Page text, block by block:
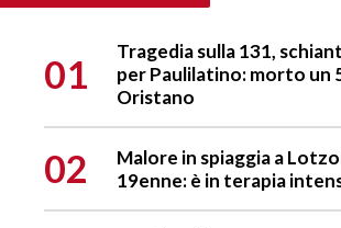
01
Tragedia sulla 131,
per Paulilatino: morto un
Oristano
02
Malore in spiaggia a
19enne: è in terapia